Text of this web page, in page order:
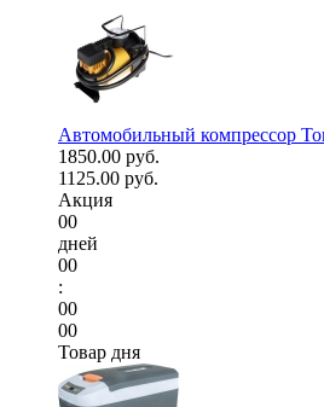
Автомобильный компрессор
1850.00 руб.
1125.00 руб.
Акция
00
дней
00
:
00
00
Товар дня